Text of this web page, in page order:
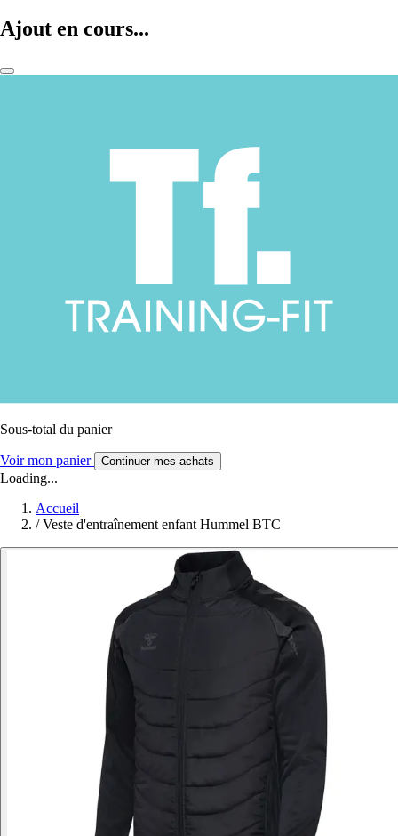
Ajout en cours...
Sous-total du panier
Voir mon panier Continuer mes achats
Loading...
Accueil
/ Veste d'entraînement enfant Hummel BTC